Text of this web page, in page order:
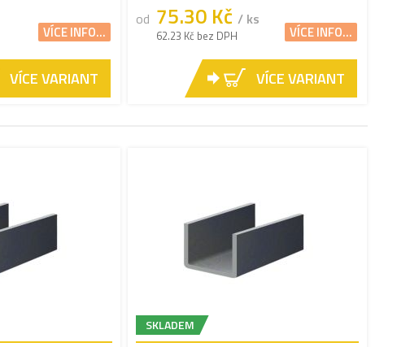
VÍCE INFO...
VÍCE VARIANT
od 75.30 Kč / ks
62.23 Kč bez DPH VÍCE INFO...
VÍCE VARIANT
SKLADEM